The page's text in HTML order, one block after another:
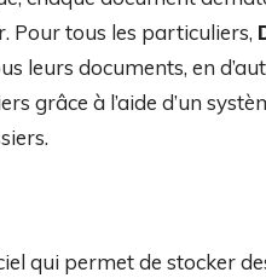
Pour tous les particuliers,
leurs documents, en
grâce à l’aide d’un
qui permet de stocker